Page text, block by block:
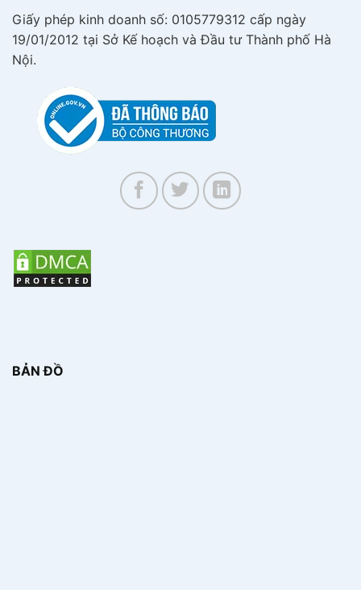
Giấy phép kinh doanh số: 0105779312 cấp ngày
19/01/2012 tại Sở Kế hoạch và Đầu tư Thành phố Hà
Nội.
BẢN ĐỒ